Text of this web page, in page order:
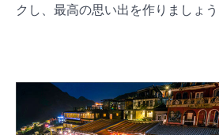
クし、最高の思い出を作りましょう